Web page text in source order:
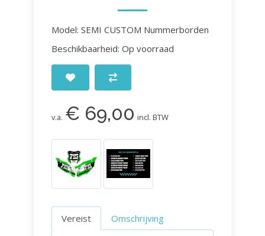
Model: SEMI CUSTOM Nummerborden
Beschikbaarheid: Op voorraad
v.a. € 69,00 incl. BTW
Vereist Omschrijving